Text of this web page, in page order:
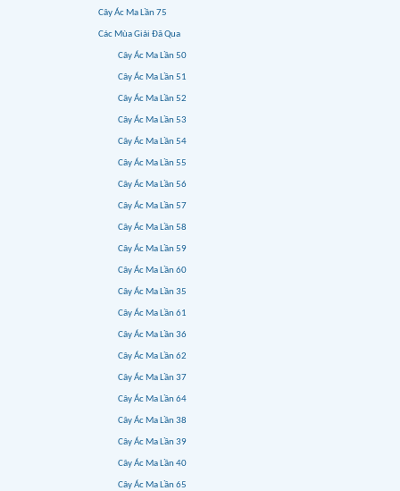
Cây Ác Ma Lần 75
Các Mùa Giải Đã Qua
Cây Ác Ma Lần 50
Cây Ác Ma Lần 51
Cây Ác Ma Lần 52
Cây Ác Ma Lần 53
Cây Ác Ma Lần 54
Cây Ác Ma Lần 55
Cây Ác Ma Lần 56
Cây Ác Ma Lần 57
Cây Ác Ma Lần 58
Cây Ác Ma Lần 59
Cây Ác Ma Lần 60
Cây Ác Ma Lần 35
Cây Ác Ma Lần 61
Cây Ác Ma Lần 36
Cây Ác Ma Lần 62
Cây Ác Ma Lần 37
Cây Ác Ma Lần 64
Cây Ác Ma Lần 38
Cây Ác Ma Lần 39
Cây Ác Ma Lần 40
Cây Ác Ma Lần 65